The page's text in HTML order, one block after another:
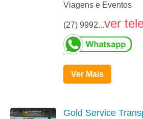
Viagens e Eventos
(27) 9992...ver
Ver Mais
Gold Service